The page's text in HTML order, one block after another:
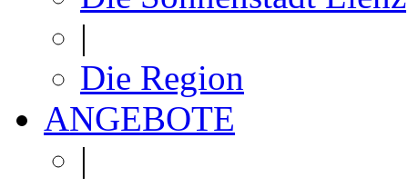
|
Die Region
ANGEBOTE
|